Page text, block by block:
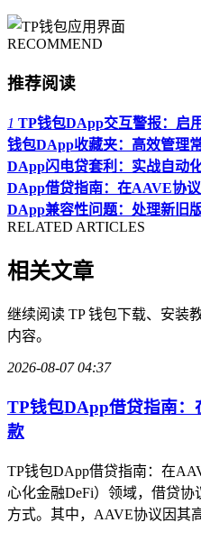
RECOMMEND
推荐阅读
1 TP钱包DApp交互警报：启
钱包DApp收藏夹：高效管理
DApp闪电贷套利：实战自动
DApp借贷指南：在AAVE协
DApp兼容性问题：处理新旧
RELATED ARTICLES
相关文章
继续阅读 TP 钱包下载、安装
内容。
2026-08-07 04:37
TP钱包DApp借贷指南
款
TP钱包DApp借贷指南：在
心化金融DeFi）领域，借贷
方式。其中，AAVE协议因其